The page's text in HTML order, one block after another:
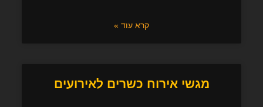
קרא עוד »
מגשי אירוח כשרים לאירועים